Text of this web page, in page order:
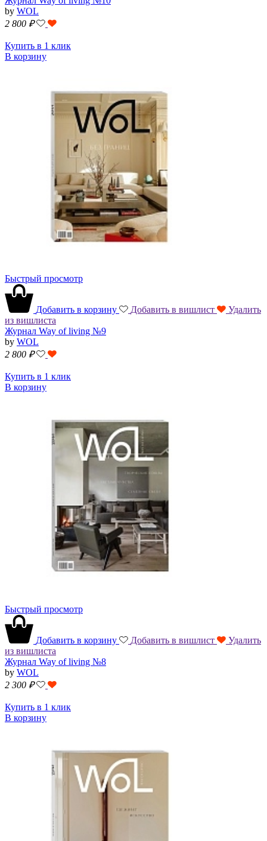
by WOL
2 800 ₽
Купить в 1 клик
В корзину
Быстрый просмотр
Добавить в корзину Добавить в вишлист
Удалить
из вишлиста
Журнал Way of living №9
by WOL
2 800 ₽
Купить в 1 клик
В корзину
Быстрый просмотр
Добавить в корзину Добавить в вишлист
Удалить
из вишлиста
Журнал Way of living №8
by WOL
2 300 ₽
Купить в 1 клик
В корзину